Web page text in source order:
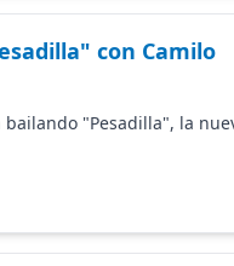
con Camilo
"Pesadilla", la